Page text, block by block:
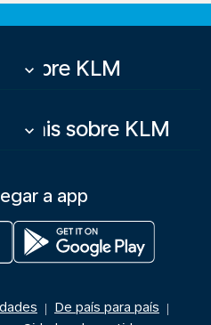
Sobre KLM
keyboard_arrow_down
Mais sobre KLM
keyboard_arrow_down
a app
| De país para país |